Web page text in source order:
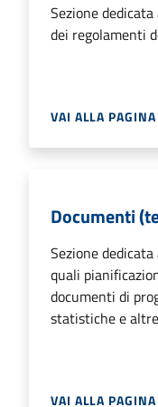
Sezione
dei regolamenti
VAI ALLA PAGINA
Documenti
Sezione
quali
documenti di
statistiche e
VAI ALLA PAGINA